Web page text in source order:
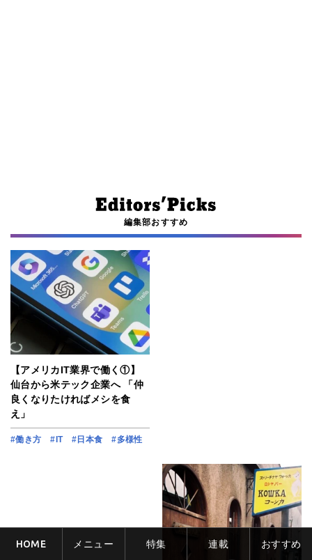
編集部おすすめ
【アメリカIT業界で働く①】
仙台から米テック企業へ 「仲
良くなりたければメシを食
え」
#働き方 #IT #日本食 #多様性
HOME メニュー 特集 連載 おすすめ